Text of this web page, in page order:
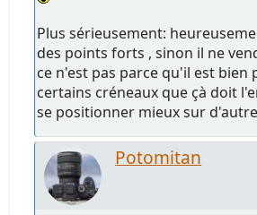
Plus sérieusement:
des points forts , sinon il ne
ce n'est pas parce qu'il est bien
certains créneaux que çà doit
se positionner mieux sur
Potomitan